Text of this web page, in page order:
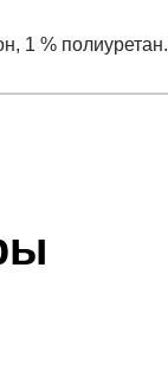
1 % полиуретан.